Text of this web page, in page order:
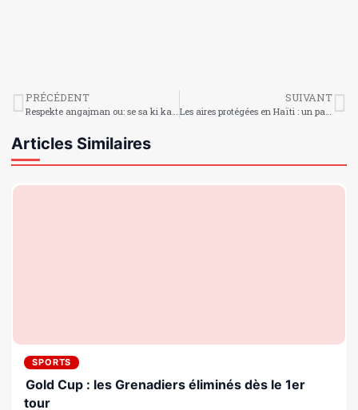
PRÉCÉDENT
Respekte angajman ou: se sa ki ka bati yon konfyans solid
SUIVANT
Les aires protégées en Haïti : un patrimoine à préserver
Articles Similaires
SPORTS
Gold Cup : les Grenadiers éliminés dès le 1er
tour